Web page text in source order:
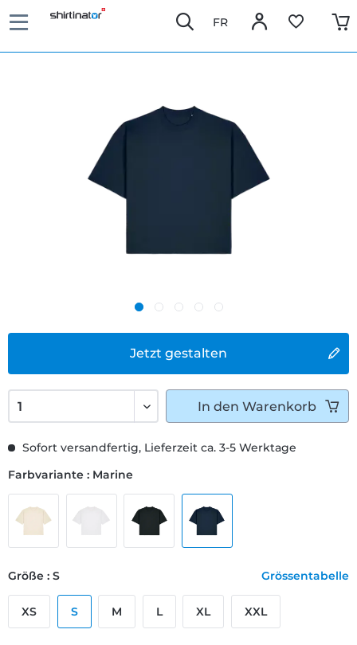
FR
Jetzt gestalten
Sofort versandfertig, Lieferzeit ca. 3-5 Werktage
Farbvariante : Marine
Größe : S Grössentabelle
XS S M L XL XXL
In den Warenkorb